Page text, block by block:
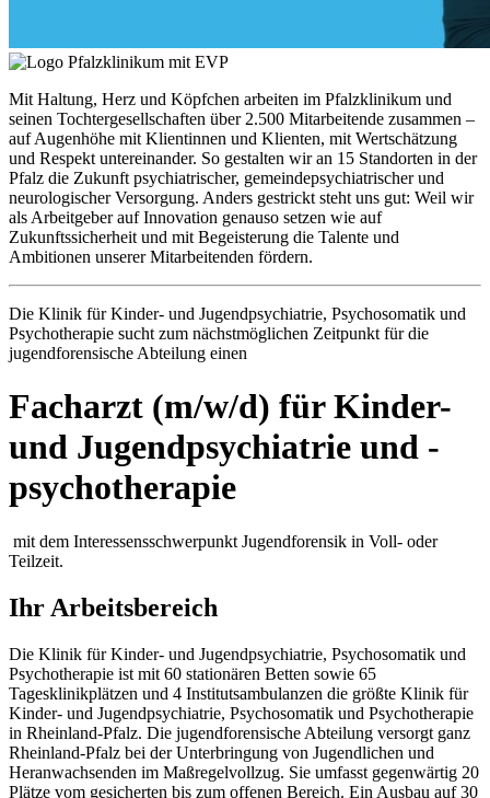
Mit Haltung, Herz und Köpfchen arbeiten im Pfalzklinikum und
seinen Tochtergesellschaften über 2.500 Mitarbeitende zusammen –
auf Augenhöhe mit Klientinnen und Klienten, mit Wertschätzung
und Respekt untereinander. So gestalten wir an 15 Standorten in der
Pfalz die Zukunft psychiatrischer, gemeindepsychiatrischer und
neurologischer Versorgung. Anders gestrickt steht uns gut: Weil wir
als Arbeitgeber auf Innovation genauso setzen wie auf
Zukunftssicherheit und mit Begeisterung die Talente und
Ambitionen unserer Mitarbeitenden fördern.
Die Klinik für Kinder- und Jugendpsychiatrie, Psychosomatik und
Psychotherapie sucht zum nächstmöglichen Zeitpunkt für die
jugendforensische Abteilung einen
Facharzt (m/w/d) für Kinder-
und Jugendpsychiatrie und -
psychotherapie
mit dem Interessensschwerpunkt Jugendforensik in Voll- oder
Teilzeit.
Ihr Arbeitsbereich
Die Klinik für Kinder- und Jugendpsychiatrie, Psychosomatik und
Psychotherapie ist mit 60 stationären Betten sowie 65
Tagesklinikplätzen und 4 Institutsambulanzen die größte Klinik für
Kinder- und Jugendpsychiatrie, Psychosomatik und Psychotherapie
in Rheinland-Pfalz. Die jugendforensische Abteilung versorgt ganz
Rheinland-Pfalz bei der Unterbringung von Jugendlichen und
Heranwachsenden im Maßregelvollzug. Sie umfasst gegenwärtig 20
Plätze vom gesicherten bis zum offenen Bereich. Ein Ausbau auf 30